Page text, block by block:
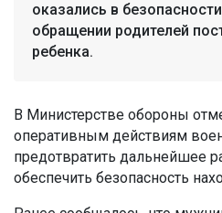
оказались в
обращении родителей
ребенка.
В Министерстве обороны
оперативным действиям
предотвратить дальнейшее
обеспечить безопасность